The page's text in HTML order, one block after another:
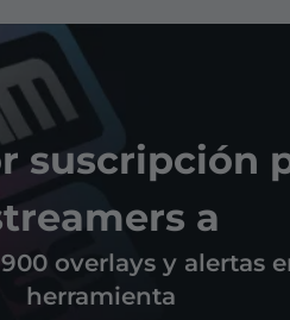
suscripción
a
overlays y alertas
herramienta